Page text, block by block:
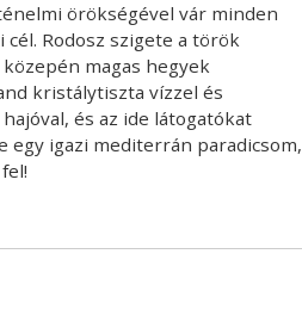
örökségével vár minden
Rodosz szigete a török
magas hegyek
kristálytiszta vízzel és
és az ide látogatókat
egy igazi mediterrán paradicsom,